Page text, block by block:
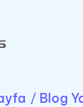
/ Blog